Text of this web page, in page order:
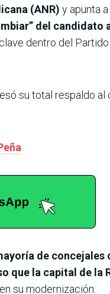
(ANR) y apunta
del candidato
dentro del
su total respaldo al
de concejales
que la capital de la
su modernización.